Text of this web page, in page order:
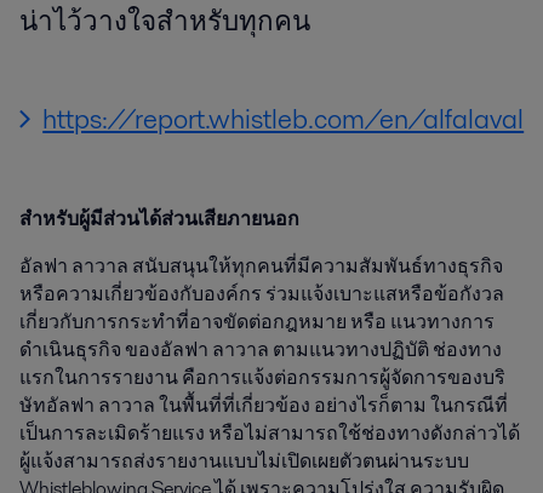
น่าไว้วางใจสำหรับทุกคน
https://report.whistleb.com/en/alfalaval
สำหรับผู้มีส่วนได้ส่วนเสียภายนอก
อัลฟา ลาวาล สนับสนุนให้ทุกคนที่มีความสัมพันธ์ทางธุรกิจ
หรือความเกี่ยวข้องกับองค์กร ร่วมแจ้งเบาะแสหรือข้อกังวล
เกี่ยวกับการกระทำที่อาจขัดต่อกฎหมาย หรือ แนวทางการ
ดำเนินธุรกิจ ของอัลฟา ลาวาล ตามแนวทางปฏิบัติ ช่องทาง
แรกในการรายงาน คือการแจ้งต่อกรรมการผู้จัดการของบริ
ษัทอัลฟา ลาวาล ในพื้นที่ที่เกี่ยวข้อง อย่างไรก็ตาม ในกรณีที่
เป็นการละเมิดร้ายแรง หรือไม่สามารถใช้ช่องทางดังกล่าวได้
ผู้แจ้งสามารถส่งรายงานแบบไม่เปิดเผยตัวตนผ่านระบบ